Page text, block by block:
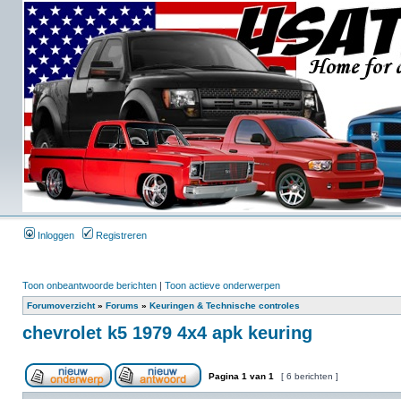
Inloggen Registreren
Toon onbeantwoorde berichten | Toon actieve onderwerpen
Forumoverzicht» Forums » Keuringen & Technische controles
chevrolet k5 1979 4x4 apk keuring
Pagina 1 van 1 [ 6 berichten ]